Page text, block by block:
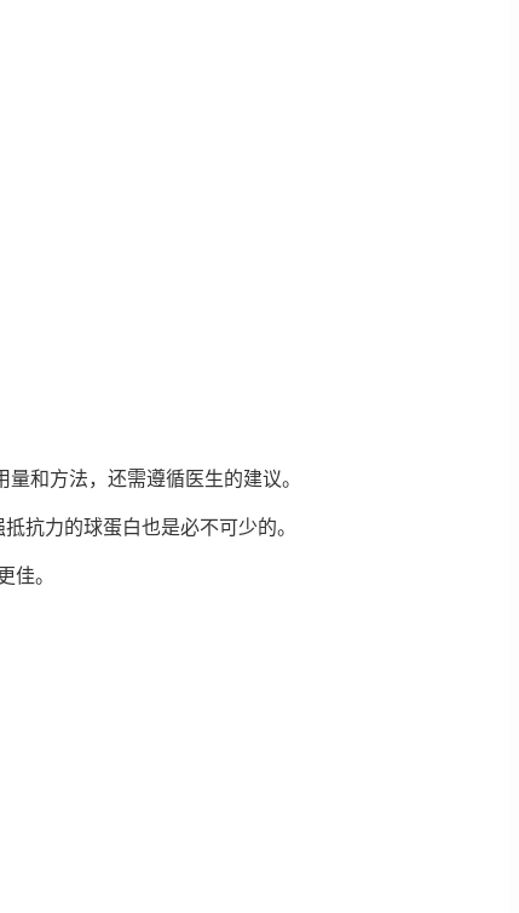
和方法，还需遵循医生的建议。
抗力的球蛋白也是必不可少的。
佳。